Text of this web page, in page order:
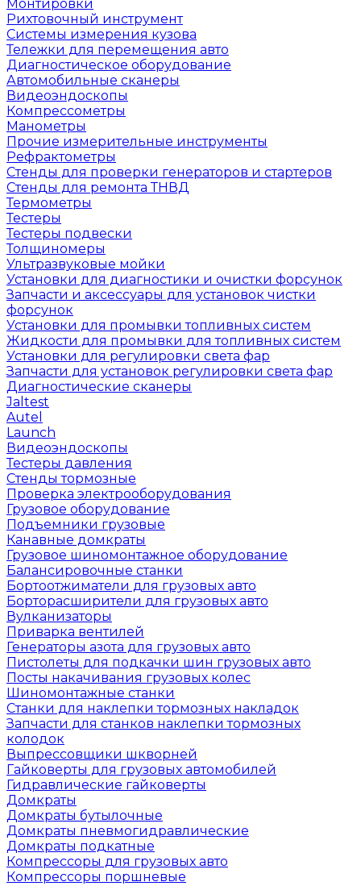
Монтировки
Рихтовочный инструмент
Системы измерения кузова
Тележки для перемещения авто
Диагностическое оборудование
Автомобильные сканеры
Видеоэндоскопы
Компрессометры
Манометры
Прочие измерительные инструменты
Рефрактометры
Стенды для проверки генераторов и стартеров
Стенды для ремонта ТНВД
Термометры
Тестеры
Тестеры подвески
Толщиномеры
Ультразвуковые мойки
Установки для диагностики и очистки форсунок
Запчасти и аксессуары для установок чистки
форсунок
Установки для промывки топливных систем
Жидкости для промывки для топливных систем
Установки для регулировки света фар
Запчасти для установок регулировки света фар
Диагностические сканеры
Jaltest
Autel
Launch
Видеоэндоскопы
Тестеры давления
Стенды тормозные
Проверка электрооборудования
Грузовое оборудование
Подъемники грузовые
Канавные домкраты
Грузовое шиномонтажное оборудование
Балансировочные станки
Бортоотжиматели для грузовых авто
Борторасширители для грузовых авто
Вулканизаторы
Приварка вентилей
Генераторы азота для грузовых авто
Пистолеты для подкачки шин грузовых авто
Посты накачивания грузовых колес
Шиномонтажные станки
Станки для наклепки тормозных накладок
Запчасти для станков наклепки тормозных
колодок
Выпрессовщики шкворней
Гайковерты для грузовых автомобилей
Гидравлические гайковерты
Домкраты
Домкраты бутылочные
Домкраты пневмогидравлические
Домкраты подкатные
Компрессоры для грузовых авто
Компрессоры поршневые